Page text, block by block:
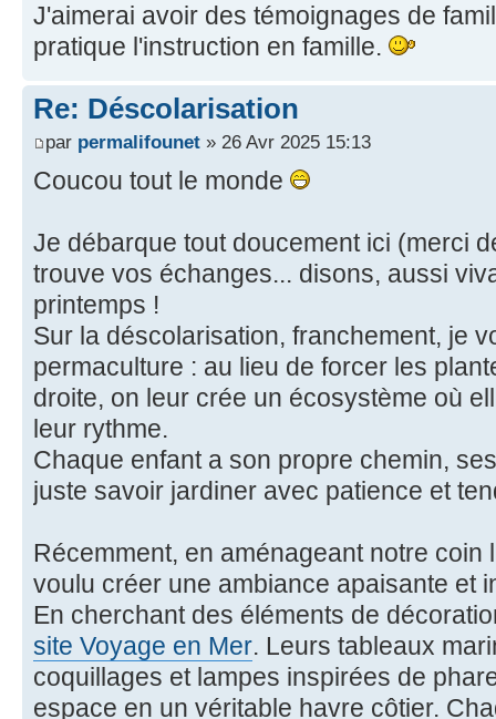
J'aimerai avoir des témoignages de
pratique l'instruction en famille.
Re: Déscolarisation
par permalifounet » 26 Avr 2025 15:13
Coucou tout le monde
Je débarque tout doucement ici (merci
trouve vos échanges... disons, aussi
printemps !
Sur la déscolarisation, franchement, je
permaculture : au lieu de forcer les
droite, on leur crée un écosystème où
leur rythme.
Chaque enfant a son propre chemin,
juste savoir jardiner avec patience et
Récemment, en aménageant notre coin
voulu créer une ambiance apaisante et
En cherchant des éléments de
site Voyage en Mer. Leurs tableaux
coquillages et lampes inspirées de
espace en un véritable havre côtier.